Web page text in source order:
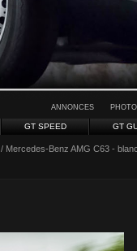
ANNONCES
GT SPEED GT
/ Mercedes-Benz AMG C63 -